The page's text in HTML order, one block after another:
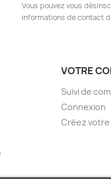
Vous pouvez vous
informations de contact
VOTRE
Suivi de
Connexion
Créez